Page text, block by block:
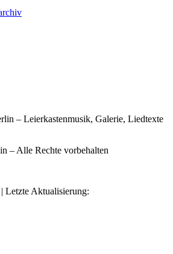
– Leierkastenmusik, Galerie, Liedtexte
– Alle Rechte vorbehalten
| Letzte Aktualisierung: